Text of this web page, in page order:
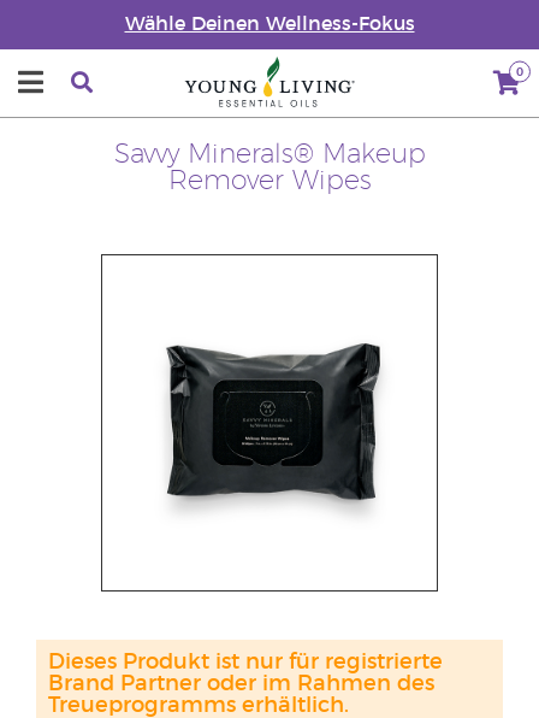
Wähle Deinen Wellness-Fokus
0
Savvy Minerals® Makeup
Remover Wipes
Dieses Produkt ist nur für registrierte
Brand Partner oder im Rahmen des
Treueprogramms erhältlich.